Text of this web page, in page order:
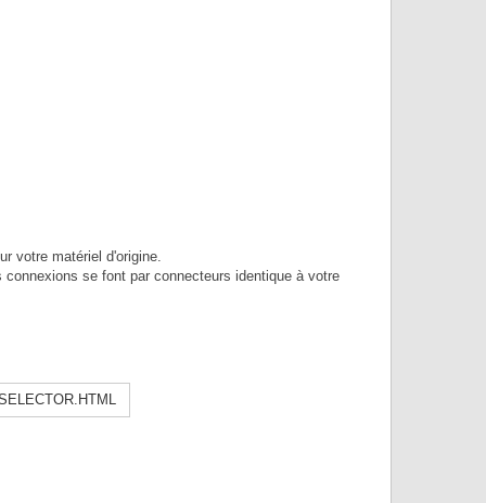
votre matériel d'origine.
se font par connecteurs identique à votre